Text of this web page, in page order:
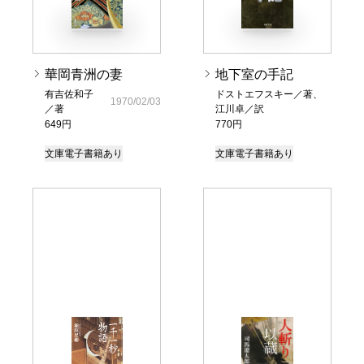
華岡青洲の妻
有吉佐和子
／著
649円
1970/02/03
文庫電子書籍あり
地下室の手記
ドストエフスキー／著、
江川卓／訳
770円
文庫電子書籍あり